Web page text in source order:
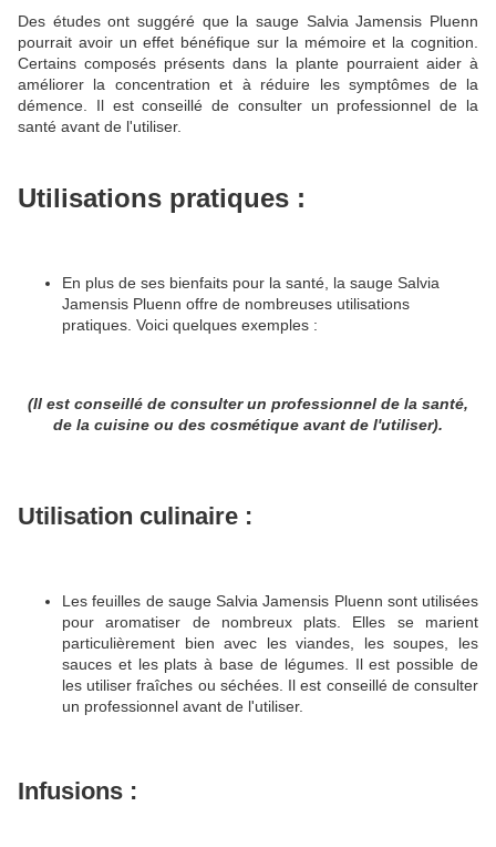
Des études ont suggéré que la sauge Salvia Jamensis Pluenn
pourrait avoir un effet bénéfique sur la mémoire et la cognition.
Certains composés présents dans la plante pourraient aider à
améliorer la concentration et à réduire les symptômes de la
démence. Il est conseillé de consulter un professionnel de la
santé avant de l'utiliser.
Utilisations pratiques :
En plus de ses bienfaits pour la santé, la sauge Salvia
Jamensis Pluenn offre de nombreuses utilisations
pratiques. Voici quelques exemples :
(Il est conseillé de consulter un professionnel de la santé,
de la cuisine ou des cosmétique avant de l'utiliser).
Utilisation culinaire :
Les feuilles de sauge Salvia Jamensis Pluenn sont utilisées
pour aromatiser de nombreux plats. Elles se marient
particulièrement bien avec les viandes, les soupes, les
sauces et les plats à base de légumes. Il est possible de
les utiliser fraîches ou séchées. Il est conseillé de consulter
un professionnel avant de l'utiliser.
Infusions :